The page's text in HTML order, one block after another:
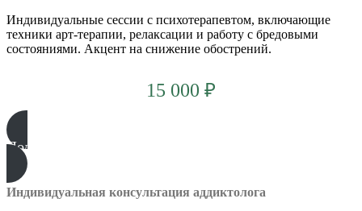
Индивидуальные сессии с психотерапевтом, включающие
техники арт-терапии, релаксации и работу с бредовыми
состояниями. Акцент на снижение обострений.
15 000 ₽
Подробнее
Индивидуальная консультация аддиктолога